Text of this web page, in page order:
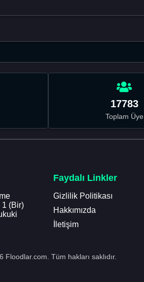
17783
Toplam Üye
(Bir)
Faydalı Linkler
Gizlilik Politikası
Hakkımızda
İletişim
Floodlar.com. Tüm hakları saklıdır.